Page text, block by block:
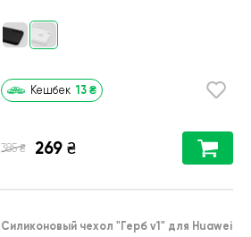
Кешбек 13 ₴
385 ₴ 269 ₴
Силиконовый чехол "Герб v1" для Huawei